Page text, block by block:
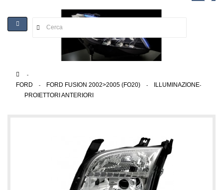
Toggle
>
FORD
> FORD FUSION 2002>2005 (FO20) >
ILLUMINAZIONE
PROIETTORI ANTERIORI